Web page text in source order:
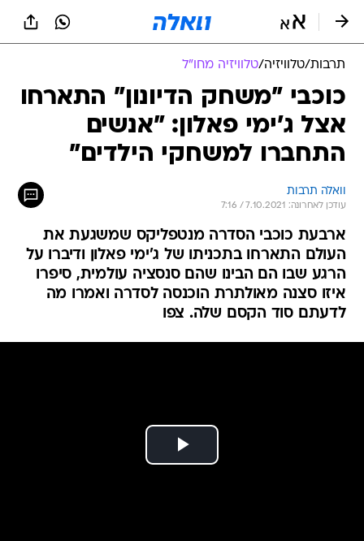
תרבות/טלוויזיה/טלוויזיה מחו"ל
כוכבי "משחק הדיונון" התארחו
אצל ג'ימי פאלון: "אנשים
התחברו למשחקי הילדים"
וואלה תרבות
עודכן לאחרונה: 7.10.2021 / 7:16
ארבעת כוכבי הסדרה מנטפליקס שמשגעת את
העולם התארחו בתכניתו של ג'ימי פאלון ודיברו על
הרגע שבו הם הבינו שהם סנסציה עולמית, סיפרו
איזו סצנה מאולתרת הוכנסה לסדרה ואמרו מה
לדעתם סוד הקסם שלה. צפו